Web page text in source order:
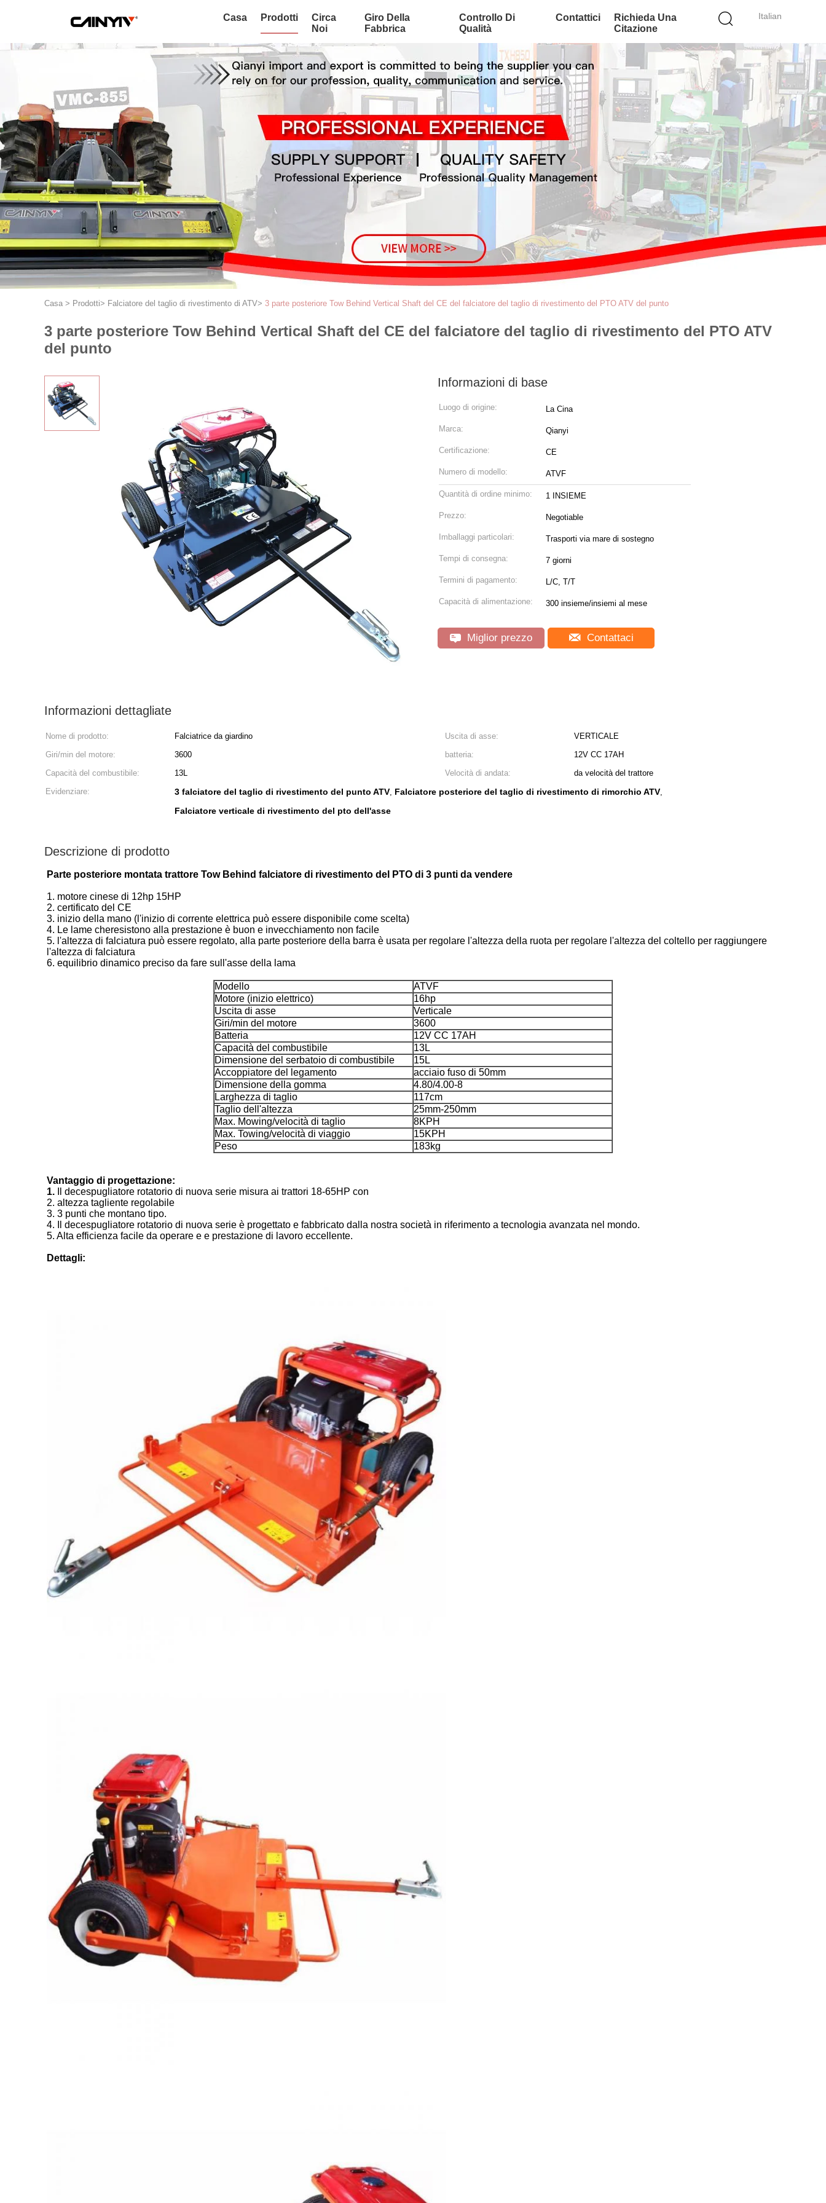
Invia
Italian
Casa Prodotti
Circa
Noi
Giro Della
Fabbrica
Controllo Di
Qualità
Contattici
Richieda Una
Citazione
Casa > Prodotti> Falciatore del taglio di rivestimento di ATV> 3 parte posteriore Tow Behind Vertical Shaft del CE del falciatore del taglio di rivestimento del PTO ATV del punto
3 parte posteriore Tow Behind Vertical Shaft del CE del falciatore del taglio di rivestimento del PTO ATV
del punto
Informazioni di base
Luogo di origine: La Cina
Marca: Qianyi
Certificazione: CE
Numero di modello: ATVF
Quantità di ordine minimo: 1 INSIEME
Prezzo: Negotiable
Imballaggi particolari: Trasporti via mare di sostegno
Tempi di consegna: 7 giorni
Termini di pagamento: L/C, T/T
Capacità di alimentazione: 300 insieme/insiemi al mese
Miglior prezzo Contattaci
Informazioni dettagliate
Nome di prodotto: Falciatrice da giardino Uscita di asse:
VERTICALE
Giri/min del motore:
3600 batteria:
12V CC 17AH
Capacità del combustibile:
13L Velocità di andata:
da velocità del trattore
Evidenziare:
3 falciatore del taglio di rivestimento del punto ATV, Falciatore posteriore del taglio di rivestimento di rimorchio ATV,
Falciatore verticale di rivestimento del pto dell'asse
Descrizione di prodotto
Parte posteriore montata trattore Tow Behind falciatore di rivestimento del PTO di 3 punti da vendere
1. motore cinese di 12hp 15HP
2. certificato del CE
3. inizio della mano (l'inizio di corrente elettrica può essere disponibile come scelta)
4. Le lame cheresistono alla prestazione è buon e invecchiamento non facile
5. l'altezza di falciatura può essere regolato, alla parte posteriore della barra è usata per regolare l'altezza della ruota per regolare l'altezza del coltello per raggiungere
l'altezza di falciatura
6. equilibrio dinamico preciso da fare sull'asse della lama
Modello
ATVF
Motore (inizio elettrico)
16hp
Uscita di asse
Verticale
Giri/min del motore
3600
Batteria
12V CC 17AH
Capacità del combustibile
13L
Dimensione del serbatoio di combustibile
15L
Accoppiatore del legamento
acciaio fuso di 50mm
Dimensione della gomma
4.80/4.00-8
Larghezza di taglio
117cm
Taglio dell'altezza
25mm-250mm
Max. Mowing/velocità di taglio
8KPH
Max. Towing/velocità di viaggio
15KPH
Peso
183kg
Vantaggio di progettazione:
1.
Il decespugliatore rotatorio di nuova serie misura ai trattori 18-65HP con
2. altezza tagliente regolabile
3. 3 punti che montano tipo.
4. Il decespugliatore rotatorio di nuova serie è progettato e fabbricato dalla nostra società in riferimento a tecnologia avanzata nel mondo.
5. Alta efficienza facile da operare e e prestazione di lavoro eccellente.
Dettagli: